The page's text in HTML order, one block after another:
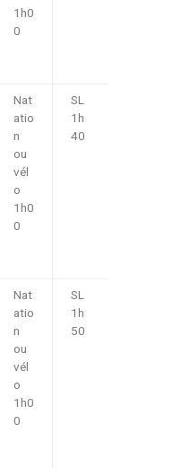
1h0
0
Nat
atio
n
ou
vél
o
1h0
0
SL
1h
40
Nat
atio
n
ou
vél
o
1h0
0
SL
1h
50